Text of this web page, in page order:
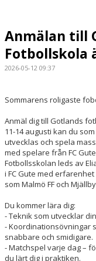
DOKUMENT
VÅRA LAG/TRÄNARE
MATCHER
BILDGALLERI
Anmälan till
Fotbollskola
2026-05-12 09:37
Sommarens roligaste
Anmäl dig till Gotlands
11-14 augusti kan du
utvecklas och spela
med spelare från FC
Fotbollsskolan leds av
i FC Gute med
som Malmö FF och Mjällby
Du kommer lära dig:
- Teknik som utvecklar
- Koordinationsövningar
snabbare och smidigare.
- Matchspel varje dag –
du lärt dig i praktiken.